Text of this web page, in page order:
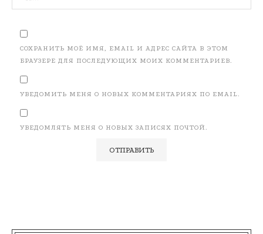
СОХРАНИТЬ МОЁ ИМЯ, EMAIL И АДРЕС САЙТА В ЭТОМ
БРАУЗЕРЕ ДЛЯ ПОСЛЕДУЮЩИХ МОИХ КОММЕНТАРИЕВ.
УВЕДОМИТЬ МЕНЯ О НОВЫХ КОММЕНТАРИЯХ ПО EMAIL.
УВЕДОМЛЯТЬ МЕНЯ О НОВЫХ ЗАПИСЯХ ПОЧТОЙ.